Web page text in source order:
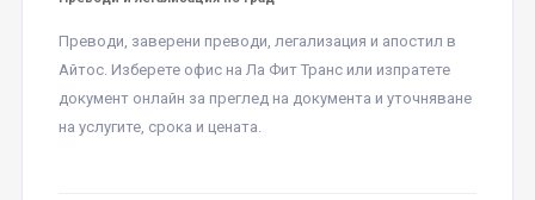
Преводи, заверени преводи, легализация и апостил в
Айтос. Изберете офис на Ла Фит Транс или изпратете
документ онлайн за преглед на документа и уточняване
на услугите, срока и цената.